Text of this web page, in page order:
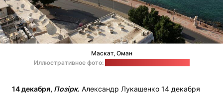
Маскат, Оман
Иллюстративное фото:
14 декабря, Позірк. Александр Лукашенко 14 декабря